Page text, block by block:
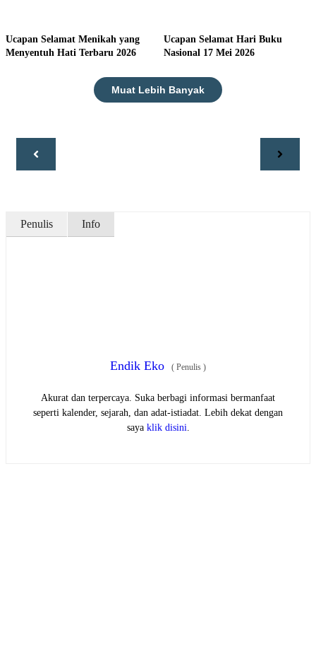
Ucapan Selamat Menikah yang
Menyentuh Hati Terbaru 2026
Ucapan Selamat Hari Buku
Nasional 17 Mei 2026
Muat Lebih Banyak
Penulis Info
Endik Eko ( Penulis )
Akurat dan terpercaya. Suka berbagi informasi bermanfaat
seperti kalender, sejarah, dan adat-istiadat. Lebih dekat dengan
saya klik disini.